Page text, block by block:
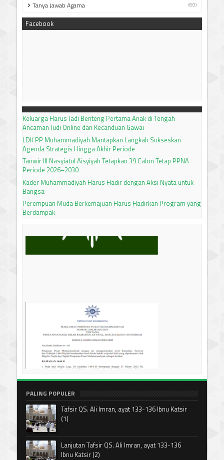
Tanya Jawab Agama (60)
Facebook
Keluarga Harus Jadi Benteng Pertama Anak di Tengah
Ancaman Judi Online dan Kecanduan Gawai
LDK PP Muhammadiyah Mantapkan Langkah Sukseskan
Agenda Strategis Hingga Akhir Periode
Tanwir III Nasyiatul Aisyiyah Tetapkan 39 Calon Tetap PPNA
Periode 2026–2030
Kader Muhammadiyah Harus Hadir dengan Aksi Nyata untuk
Bangsa
Perempuan Muda Berkemajuan Harus Hadirkan Program yang
Berdampak
PALING POPULER
Tafsir QS. Ali Imran, ayat 133-136 Ibnu Katsir
(1)
Lanjutan Tafsir QS. Ali Imran, ayat 133-136
Ibnu Katsir (2)